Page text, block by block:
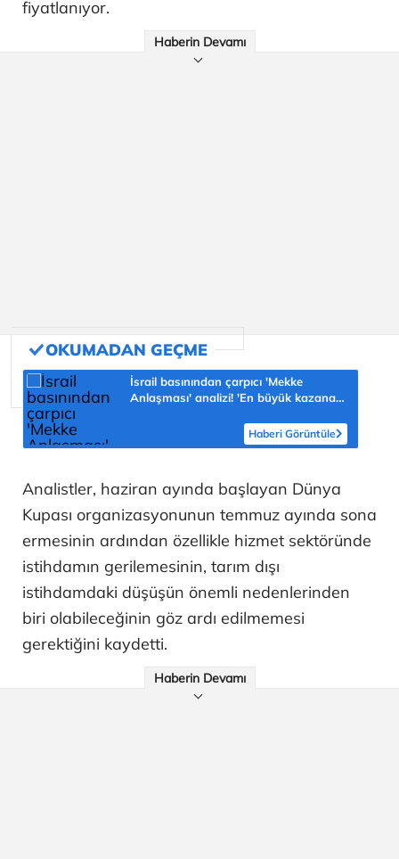
fiyatlanıyor.
Haberin Devamı
İsrail basınından çarpıcı 'Mekke
Anlaşması' analizi! 'En büyük kazanan
Haberi Görüntüle
Analistler, haziran ayında başlayan Dünya
Kupası organizasyonunun temmuz ayında sona
ermesinin ardından özellikle hizmet sektöründe
istihdamın gerilemesinin, tarım dışı
istihdamdaki düşüşün önemli nedenlerinden
biri olabileceğinin göz ardı edilmemesi
gerektiğini kaydetti.
Haberin Devamı